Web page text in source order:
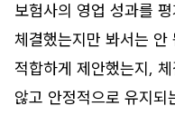
보험사의 영업 성과를
체결했는지만 봐서는 안
적합하게 제안했는지,
않고 안정적으로 유지되